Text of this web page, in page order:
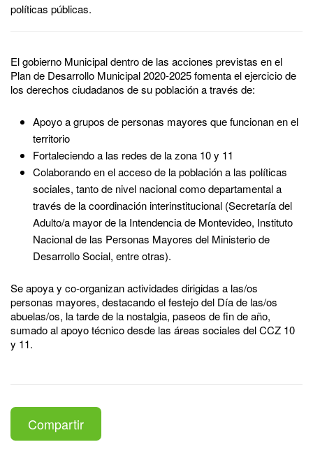
políticas públicas.
El gobierno Municipal dentro de las acciones previstas en el
Plan de Desarrollo Municipal 2020-2025 fomenta el ejercicio de
los derechos ciudadanos de su población a través de:
Apoyo a grupos de personas mayores que funcionan en el
territorio
Fortaleciendo a las redes de la zona 10 y 11
Colaborando en el acceso de la población a las políticas
sociales, tanto de nivel nacional como departamental a
través de la coordinación interinstitucional (Secretaría del
Adulto/a mayor de la Intendencia de Montevideo, Instituto
Nacional de las Personas Mayores del Ministerio de
Desarrollo Social, entre otras).
Se apoya y co-organizan actividades dirigidas a las/os
personas mayores, destacando el festejo del Día de las/os
abuelas/os, la tarde de la nostalgia, paseos de fin de año,
sumado al apoyo técnico desde las áreas sociales del CCZ 10
y 11.
Compartir